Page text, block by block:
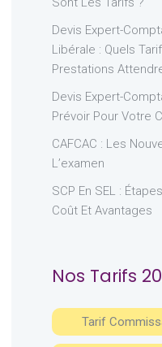
Devis Expert-
Libérale : Quels
Prestations
Devis Expert-
Prévoir Pour Votre
CAFCAC : Les
L’examen
SCP En SEL :
Coût Et Avantages
Nos Tarifs
Tarif